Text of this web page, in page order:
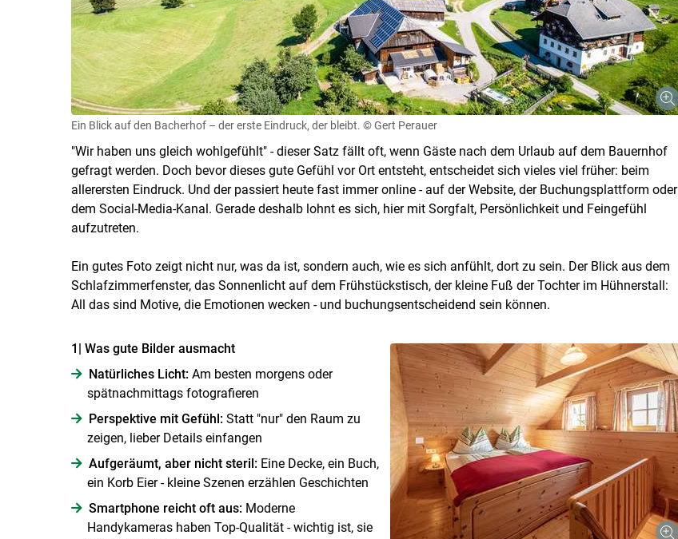
Skip to main content
Ein Blick auf den Bacherhof – der erste Eindruck, der bleibt. © Gert Perauer
"Wir haben uns gleich wohlgefühlt" - dieser Satz fällt oft, wenn Gäste nach dem Urlaub auf dem Bauernhof
gefragt werden. Doch bevor dieses gute Gefühl vor Ort entsteht, entscheidet sich vieles viel früher: beim
allerersten Eindruck. Und der passiert heute fast immer online - auf der Website, der Buchungsplattform oder
dem Social-Media-Kanal. Gerade deshalb lohnt es sich, hier mit Sorgfalt, Persönlichkeit und Feingefühl
aufzutreten.
Ein gutes Foto zeigt nicht nur, was da ist, sondern auch, wie es sich anfühlt, dort zu sein. Der Blick aus dem
Schlafzimmerfenster, das Sonnenlicht auf dem Frühstückstisch, der kleine Fuß der Tochter im Hühnerstall:
All das sind Motive, die Emotionen wecken - und ­buchungsentscheidend sein können.
1| Was gute Bilder ausmacht
Natürliches Licht:Am besten morgens oder
spätnachmittags fotografieren
Perspektive mit Gefühl:Statt "nur" den Raum zu
zeigen, lieber Details einfangen
Aufgeräumt, aber nicht steril: Eine Decke, ein Buch,
ein Korb Eier - kleine Szenen erzählen Geschichten
Smartphone reicht oft aus: Moderne
Handykameras haben Top-Qualität - wichtig ist, sie